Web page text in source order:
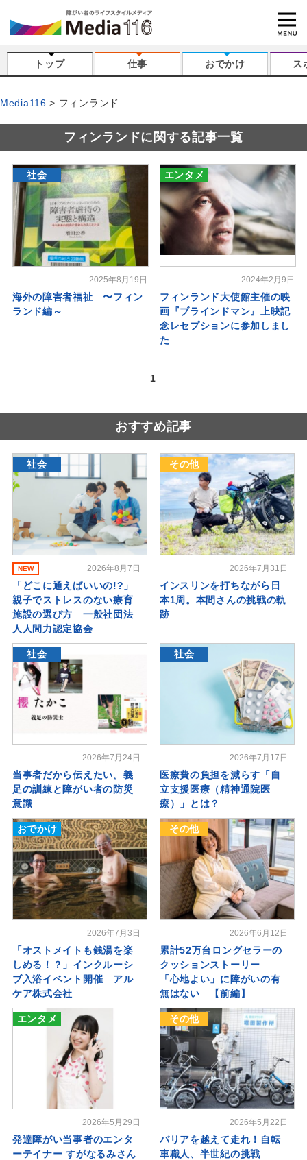
トップ 仕事 おでかけ ス
Media116 フィンランド
フィンランドに関する記事一覧
社会
2025年8月19日
海外の障害者福祉 〜フィン
ランド編︎～
エンタメ
2024年2月9日
フィンランド大使館主催の映
画『ブラインドマン』上映記
念レセプションに参加しまし
た
1
おすすめ記事
社会
NEW 2026年8月7日
「どこに通えばいいの!?」
親子でストレスのない療育
施設の選び方 一般社団法
人人間力認定協会
その他
2026年7月31日
インスリンを打ちながら日
本1周。本間さんの挑戦の軌
跡
社会
2026年7月24日
当事者だから伝えたい。義
足の訓練と障がい者の防災
意識
社会
2026年7月17日
医療費の負担を減らす「自
立支援医療（精神通院医
療）」とは？
おでかけ
2026年7月3日
「オストメイトも銭湯を楽
しめる！？」インクルーシ
ブ入浴イベント開催 アル
ケア株式会社
その他
2026年6月12日
累計52万台ロングセラーの
クッションストーリー
「心地よい」に障がいの有
無はない 【前編】
エンタメ
2026年5月29日
発達障がい当事者のエンタ
ーテイナー すがなるみさん
その他
2026年5月22日
バリアを越えて走れ！自転
車職人、半世紀の挑戦